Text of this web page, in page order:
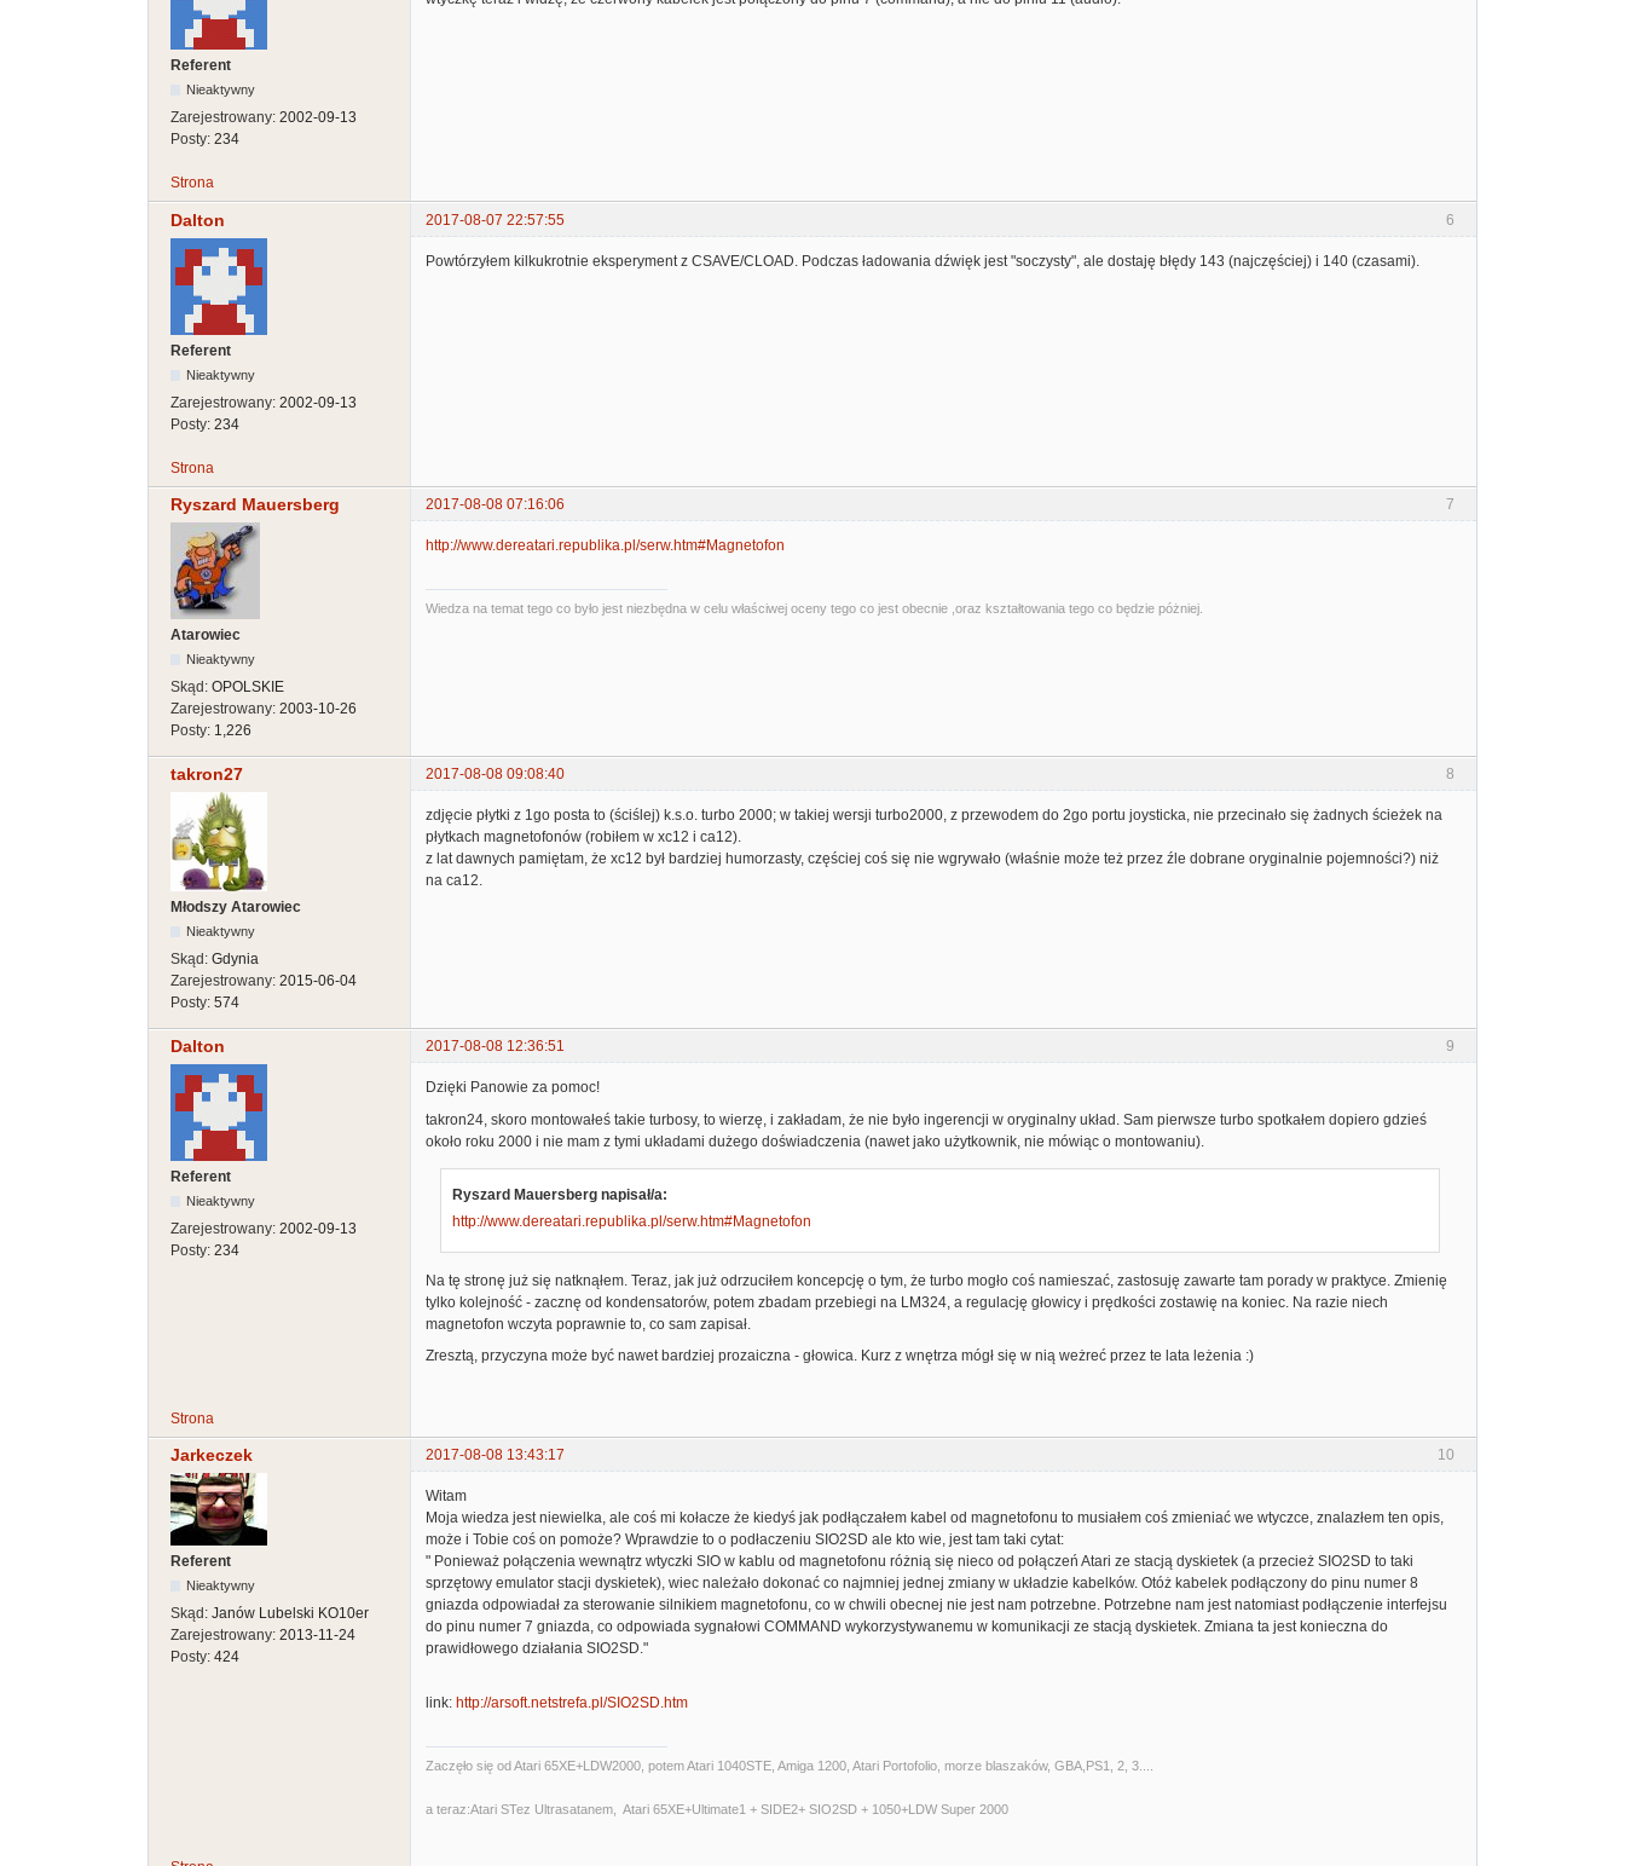
Referent
Nieaktywny
Zarejestrowany: 2002-09-13
Posty: 234
Strona
6
Dalton 2017-08-07 22:57:55
Referent
Nieaktywny
Zarejestrowany: 2002-09-13
Posty: 234
Powtórzyłem kilkukrotnie eksperyment z CSAVE/CLOAD. Podczas ładowania dźwięk jest "soczysty", ale dostaję błędy 143 (najczęściej) i 140 (czasami).
Strona
7
Ryszard Mauersberg 2017-08-08 07:16:06
Atarowiec
Nieaktywny
Skąd: OPOLSKIE
Zarejestrowany: 2003-10-26
Posty: 1,226
http://www.dereatari.republika.pl/serw.htm#Magnetofon
Wiedza na temat tego co było jest niezbędna w celu właściwej oceny tego co jest obecnie ,oraz kształtowania tego co będzie póżniej.
8
takron27 2017-08-08 09:08:40
Młodszy Atarowiec
Nieaktywny
Skąd: Gdynia
Zarejestrowany: 2015-06-04
Posty: 574
zdjęcie płytki z 1go posta to (ściślej) k.s.o. turbo 2000; w takiej wersji turbo2000, z przewodem do 2go portu joysticka, nie przecinało się żadnych ścieżek na
płytkach magnetofonów (robiłem w xc12 i ca12).
z lat dawnych pamiętam, że xc12 był bardziej humorzasty, częściej coś się nie wgrywało (właśnie może też przez źle dobrane oryginalnie pojemności?) niż
na ca12.
9
Dalton 2017-08-08 12:36:51
Referent
Nieaktywny
Zarejestrowany: 2002-09-13
Posty: 234
Dzięki Panowie za pomoc!
takron24, skoro montowałeś takie turbosy, to wierzę, i zakładam, że nie było ingerencji w oryginalny układ. Sam pierwsze turbo spotkałem dopiero gdzieś
około roku 2000 i nie mam z tymi układami dużego doświadczenia (nawet jako użytkownik, nie mówiąc o montowaniu).
Ryszard Mauersberg napisał/a:
http://www.dereatari.republika.pl/serw.htm#Magnetofon
Na tę stronę już się natknąłem. Teraz, jak już odrzuciłem koncepcję o tym, że turbo mogło coś namieszać, zastosuję zawarte tam porady w praktyce. Zmienię
tylko kolejność - zacznę od kondensatorów, potem zbadam przebiegi na LM324, a regulację głowicy i prędkości zostawię na koniec. Na razie niech
magnetofon wczyta poprawnie to, co sam zapisał.
Zresztą, przyczyna może być nawet bardziej prozaiczna - głowica. Kurz z wnętrza mógł się w nią weżreć przez te lata leżenia :)
Strona
10
Jarkeczek 2017-08-08 13:43:17
Referent
Nieaktywny
Skąd: Janów Lubelski KO10er
Zarejestrowany: 2013-11-24
Posty: 424
Witam
Moja wiedza jest niewielka, ale coś mi kołacze że kiedyś jak podłączałem kabel od magnetofonu to musiałem coś zmieniać we wtyczce, znalazłem ten opis,
może i Tobie coś on pomoże? Wprawdzie to o podłaczeniu SIO2SD ale kto wie, jest tam taki cytat:
" Ponieważ połączenia wewnątrz wtyczki SIO w kablu od magnetofonu różnią się nieco od połączeń Atari ze stacją dyskietek (a przecież SIO2SD to taki
sprzętowy emulator stacji dyskietek), wiec należało dokonać co najmniej jednej zmiany w układzie kabelków. Otóż kabelek podłączony do pinu numer 8
gniazda odpowiadał za sterowanie silnikiem magnetofonu, co w chwili obecnej nie jest nam potrzebne. Potrzebne nam jest natomiast podłączenie interfejsu
do pinu numer 7 gniazda, co odpowiada sygnałowi COMMAND wykorzystywanemu w komunikacji ze stacją dyskietek. Zmiana ta jest konieczna do
prawidłowego działania SIO2SD."
link: http://arsoft.netstrefa.pl/SIO2SD.htm
Zaczęło się od Atari 65XE+LDW2000, potem Atari 1040STE, Amiga 1200, Atari Portofolio, morze blaszaków, GBA,PS1, 2, 3....
a teraz:Atari STez Ultrasatanem, Atari 65XE+Ultimate1 + SIDE2+ SIO2SD + 1050+LDW Super 2000